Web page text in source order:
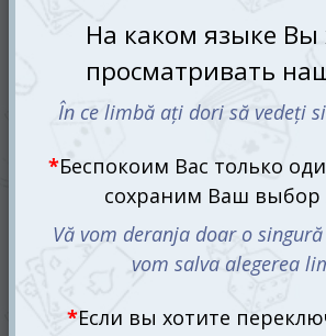
Skybound
/ Производитель
Dacă doriți să schimbați limba site-ului, puteți
al paginii.
RO RU